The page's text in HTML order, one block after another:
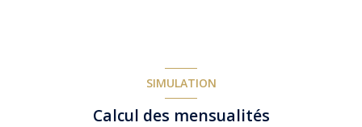
SIMULATION
Calcul des mensualités